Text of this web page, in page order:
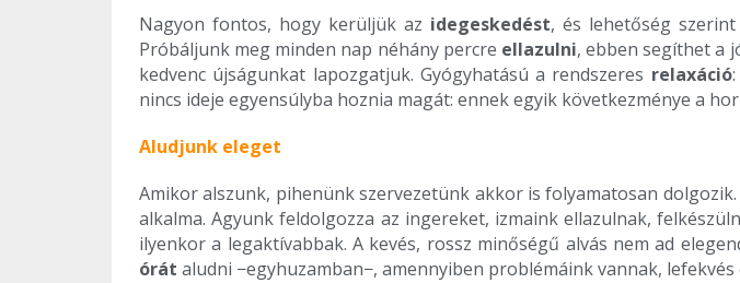
Nagyon fontos, hogy kerüljük az idegeskedést, és lehetőség
Próbáljunk meg minden nap néhány percre ellazulni, ebben segíthet a
kedvenc újságunkat lapozgatjuk. Gyógyhatású a rendszeres relaxáció
nincs ideje egyensúlyba hoznia magát: ennek egyik következménye a
Aludjunk eleget
Amikor alszunk, pihenünk szervezetünk akkor is folyamatosan
alkalma. Agyunk feldolgozza az ingereket, izmaink ellazulnak,
ilyenkor a legaktívabbak. A kevés, rossz minőségű alvás nem ad
órát aludni −egyhuzamban−, amennyiben problémáink vannak,